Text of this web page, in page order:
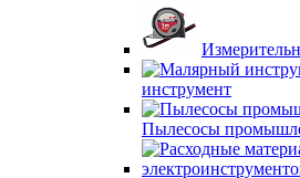
инструмент
Пылесосы